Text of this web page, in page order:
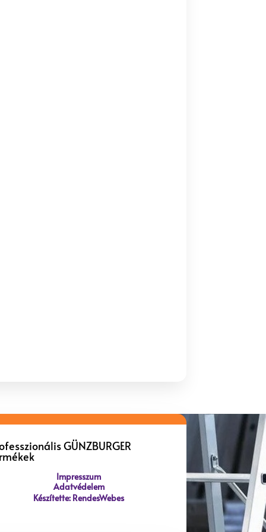
GÜNZBURGER
Impresszum
Adatvédelem
Készítette: RendesWebes